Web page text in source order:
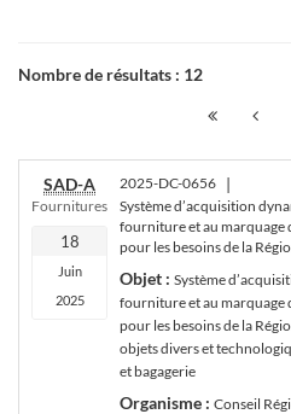
Nombre de résultats : 12
SAD-A
Fournitures
18
Juin
2025
2025-DC-0656 |
Système d’acquisition
fourniture et au marquage
pour les besoins de la
Objet : Système
fourniture et au marquage
pour les besoins de la
objets divers et
et bagagerie
Organisme : Conseil